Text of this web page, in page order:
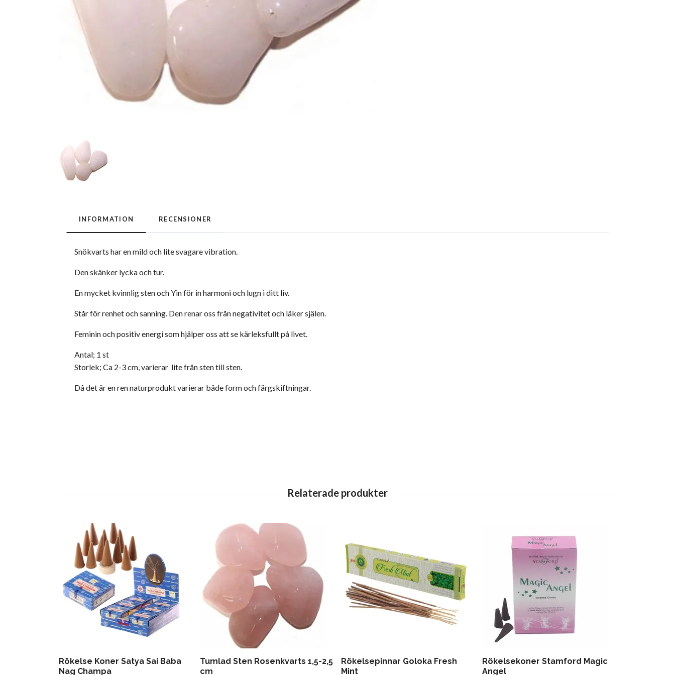
INFORMATION RECENSIONER
Snökvarts har en mild och lite svagare vibration.
Den skänker lycka och tur.
En mycket kvinnlig sten och Yin för in harmoni och lugn i ditt liv.
Står för renhet och sanning. Den renar oss från negativitet och läker själen.
Feminin och positiv energi som hjälper oss att se kärleksfullt på livet.
Antal; 1 st
Storlek; Ca 2-3 cm, varierar lite från sten till sten.
Då det är en ren naturprodukt varierar både form och färgskiftningar.
Rökelse Koner Satya Sai Baba
Nag Champa
Tumlad Sten Rosenkvarts 1,5-2,5
cm
Rökelsepinnar Goloka Fresh
Mint
Rökelsekoner Stamford Magic
Angel